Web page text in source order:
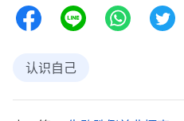
没有辨明是非的情况下首
有理智！张欣回想自己
信神后热心花费，受苦付
认识自己